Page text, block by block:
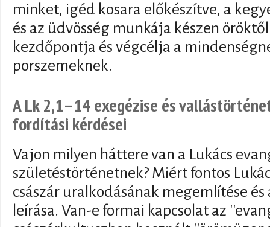
minket, igéd kosara előkészítve, a
és az üdvösség munkája készen
kezdőpontja és végcélja a
porszemeknek.
A Lk 2,1–14 exegézise és
fordítási kérdései
Vajon milyen háttere van a Lukács
születéstörténetnek? Miért fontos
császár uralkodásának megemlítése
leírása. Van-e formai kapcsolat az